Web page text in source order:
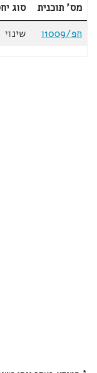
מס' תוכנית סוג
חפ/1009ו
שינוי